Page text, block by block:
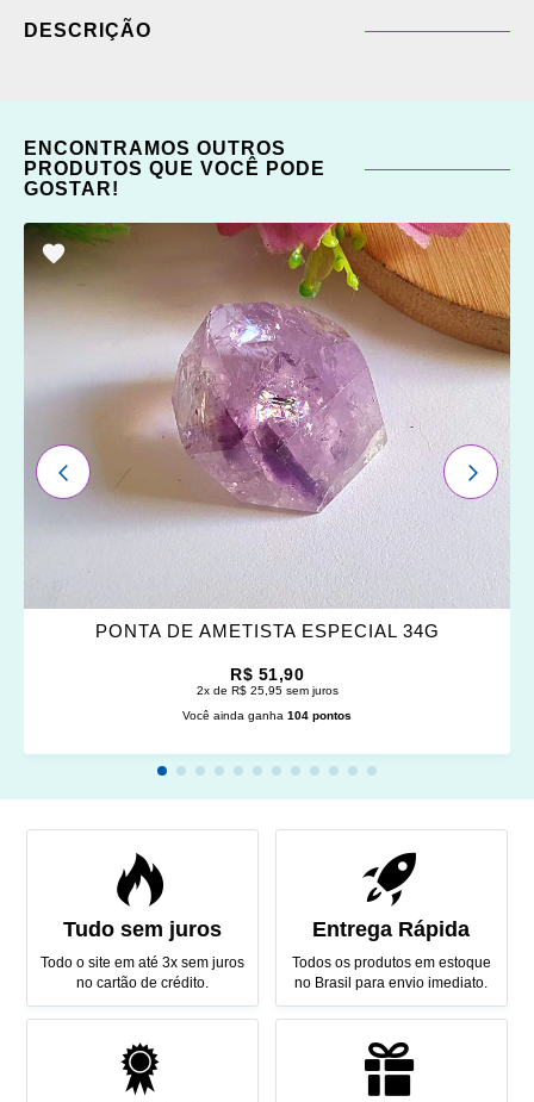
DESCRIÇÃO
ENCONTRAMOS OUTROS
PRODUTOS QUE VOCÊ PODE
GOSTAR!
FAVORITOS
PONTA DE AMETISTA ESPECIAL 34G
R$ 51,90
2x de R$ 25,95 sem juros
Você ainda ganha 104 pontos
ANTERIOR
Tudo sem juros
Todo o site em até 3x sem juros
no cartão de crédito.
Entrega Rápida
Todos os produtos em estoque
no Brasil para envio imediato.